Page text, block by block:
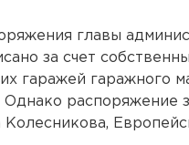
главы
за счет
гаражей гаражного
Однако распоряжение